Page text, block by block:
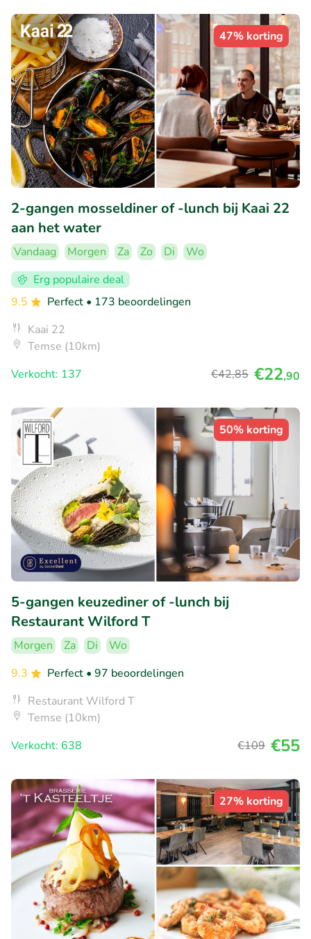
47% korting
2-gangen mosseldiner of -lunch bij Kaai 22
aan het water
Vandaag Morgen Za Zo Di
Wo
Erg populaire deal
9.5
Perfect • 173 beoordelingen
Kaai 22
Temse (10km)
Verkocht: 137
€42,85 €22,90
50% korting
5-gangen keuzediner of -lunch bij
Restaurant Wilford T
Morgen Za Di
Wo
9.3
Perfect • 97 beoordelingen
Restaurant Wilford T
Temse (10km)
Verkocht: 638
€109 €55
27% korting